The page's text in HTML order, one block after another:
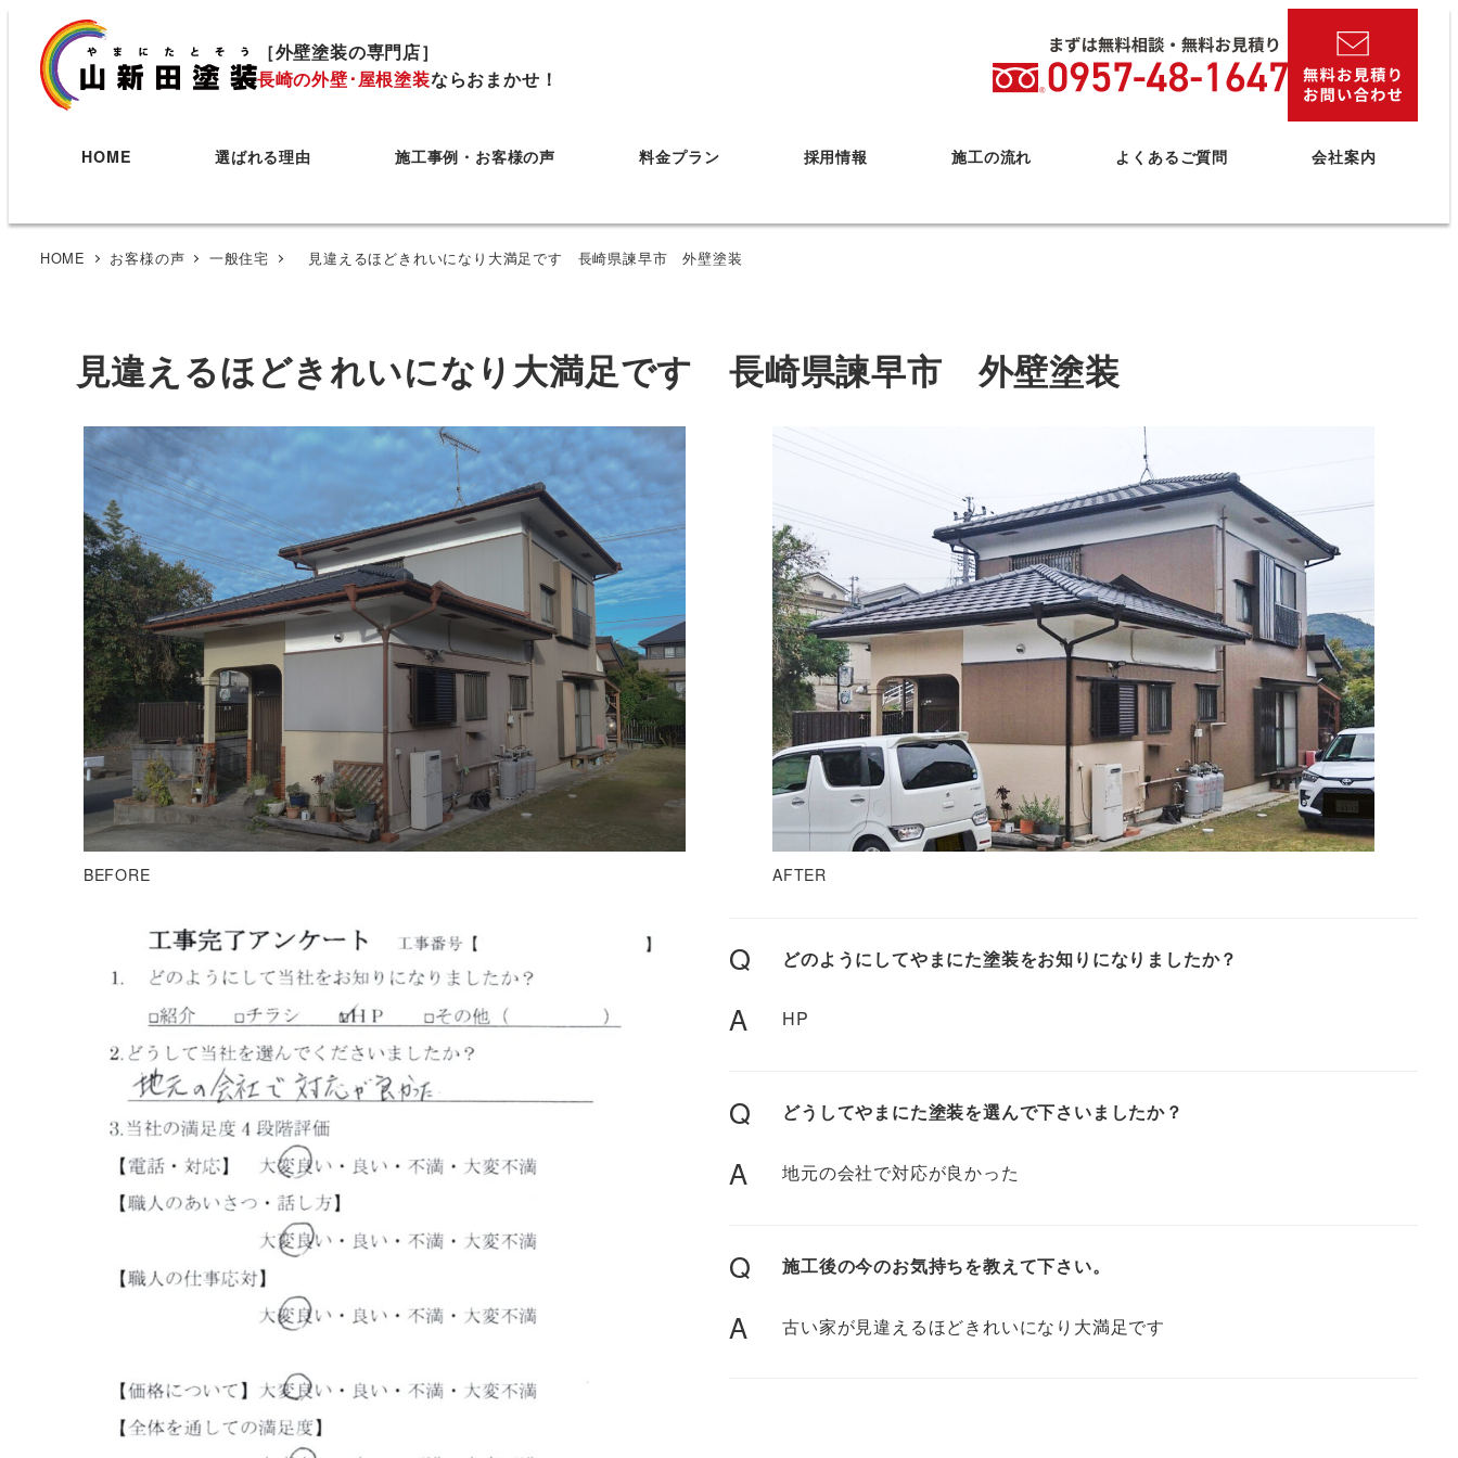
［外壁塗装の専門店］
長崎の外壁･屋根塗装ならおまかせ！
HOME 選ばれる理由 施工事例・お客様の声 料金プラン 採用情報 施工の流れ よくあるご質問 会社案内
HOME お客様の声 一般住宅 見違えるほどきれいになり大満足です 長崎県諫早市 外壁塗装
見違えるほどきれいになり大満足です 長崎県諫早市 外壁塗装
BEFORE AFTER
Q どのようにしてやまにた塗装をお知りになりましたか？
A HP
Q どうしてやまにた塗装を選んで下さいましたか？
A 地元の会社で対応が良かった
Q 施工後の今のお気持ちを教えて下さい。
A 古い家が見違えるほどきれいになり大満足です